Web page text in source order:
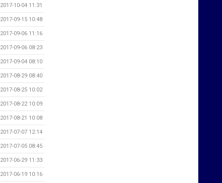
2017-10-04 11:31
2017-09-15 10:48
2017-09-06 11:16
2017-09-06 08:23
2017-09-04 08:10
2017-08-29 08:40
2017-08-25 10:02
2017-08-22 10:09
2017-08-21 10:08
2017-07-07 12:14
2017-07-05 08:45
2017-06-29 11:33
2017-06-19 10:16